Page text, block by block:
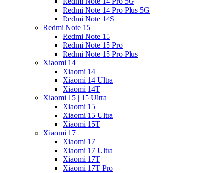
Redmi Note 14 Pro Plus 5G
Redmi Note 14S
Redmi Note 15
Redmi Note 15
Redmi Note 15 Pro
Redmi Note 15 Pro Plus
Xiaomi 14
Xiaomi 14
Xiaomi 14 Ultra
Xiaomi 14T
Xiaomi 15 | 15 Ultra
Xiaomi 15
Xiaomi 15 Ultra
Xiaomi 15T
Xiaomi 17
Xiaomi 17
Xiaomi 17 Ultra
Xiaomi 17T
Xiaomi 17T Pro